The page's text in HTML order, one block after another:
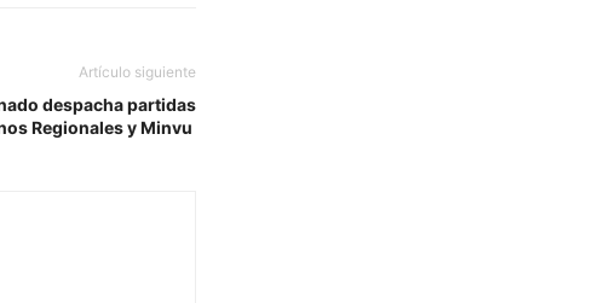
Artículo siguiente
despacha partidas
Regionales y Minvu